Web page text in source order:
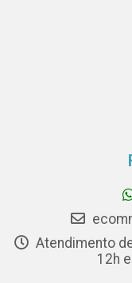
Atendimento
12h